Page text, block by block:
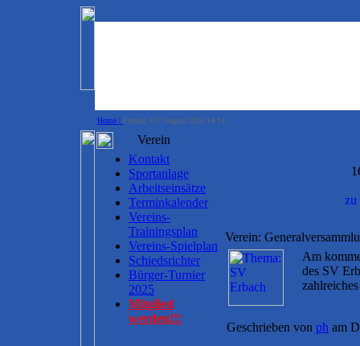
Home | Freitag, 07. August 2026 14:14
Verein
Kontakt
Sportanlage
Arbeitseinsätze
Terminkalender
Vereins-
Trainingsplan
Vereins-Spielplan
Schiedsrichter
Bürger-Turnier
2025
Mitglied
werden!!!
Verein:
Am
des SV
Geschrieben von ph am